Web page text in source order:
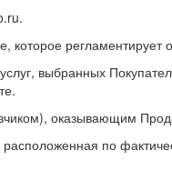
которое
выбранных
оказывающим
по